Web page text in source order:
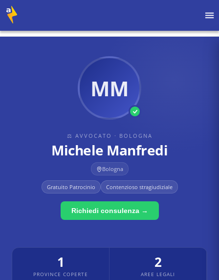
MM
⚖ AVVOCATO · BOLOGNA
Michele Manfredi
Bologna
Gratuito Patrocinio Contenzioso stragiudiziale
Richiedi consulenza →
1
PROVINCE COPERTE
2
AREE LEGALI